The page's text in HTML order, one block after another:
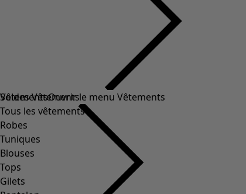
Soldes Vêtements
Tous les vêtements
Robes
Tuniques
Blouses
Tops
Gilets
VêtementsOuvrir le menu Vêtements